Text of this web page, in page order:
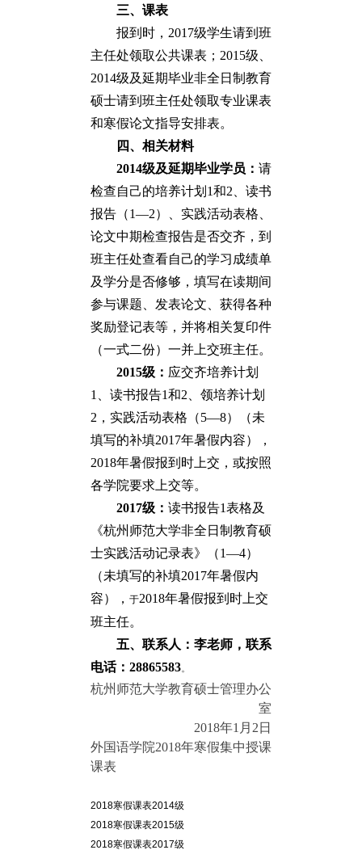
三、课表
报到时，2017级学生请到班
主任处领取公共课表；2015级、
2014级及延期毕业非全日制教育
硕士请到班主任处领取专业课表
和寒假论文指导安排表。
四、相关材料
2014级及延期毕业学员： 请
检查自己的培养计划1和2、读书
报告（1—2）、实践活动表格、
论文中期检查报告是否交齐，到
班主任处查看自己的学习成绩单
及学分是否修够，填写在读期间
参与课题、发表论文、获得各种
奖励登记表等，并将相关复印件
（一式二份）一并上交班主任。
2015级： 应交齐培养计划
1、读书报告1和2、领培养计划
2，实践活动表格（5—8）（未
填写的补填2017年暑假内容），
2018年暑假报到时上交，或按照
各学院要求上交等。
2017级： 读书报告1表格及
《杭州师范大学非全日制教育硕
士实践活动记录表》（1—4）
（未填写的补填2017年暑假内
容）， 于2018年暑假报到时上交
班主任。
五、联系人：李老师，联系
电话：28865583。
杭州师范大学教育硕士管理办公
室
2018年1月2日
外国语学院2018年寒假集中授课
课表
2018寒假课表2014级
2018寒假课表2015级
2018寒假课表2017级